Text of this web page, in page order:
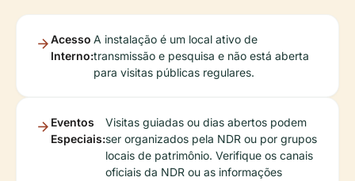
Acesso
Interno:
A instalação é um local ativo de
transmissão e pesquisa e não está aberta
para visitas públicas regulares.
Eventos
Especiais:
Visitas guiadas ou dias abertos podem
ser organizados pela NDR ou por grupos
locais de patrimônio. Verifique os canais
oficiais da NDR ou as informações